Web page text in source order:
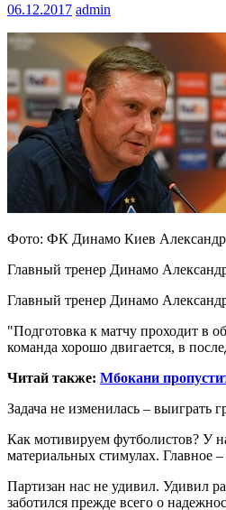
06.12.2017 admin
Фото: ФК Динамо Киев
Главный тренер Динамо
Главный тренер Динамо
"Подготовка к матчу проходит в
команда хорошо двигается, в
Читай также: Мбокани
Задача не изменилась – выиграть
Как мотивируем футболистов? У
материальных стимулах. Главное
Партизан нас не удивил. Удивил
заботился прежде всего о